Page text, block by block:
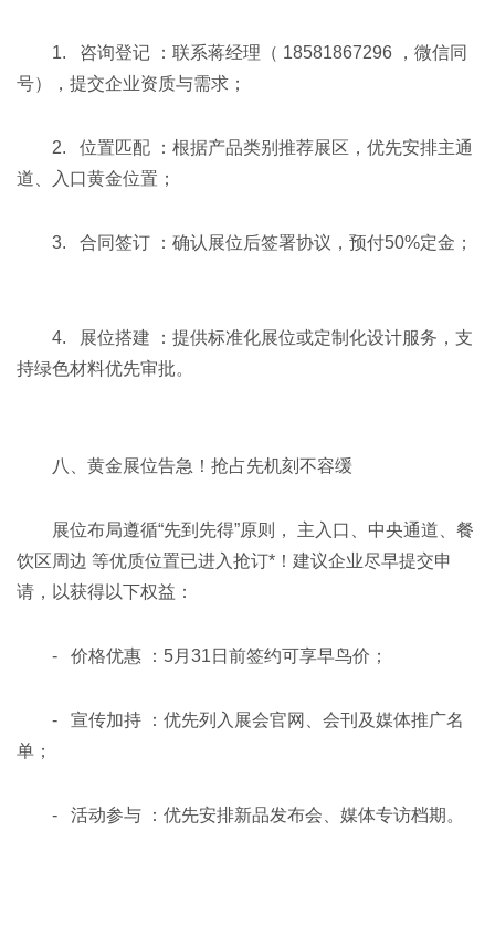
1. 咨询登记 ：联系蒋经理（ 18581867296 ，微信同
号），提交企业资质与需求；
2. 位置匹配 ：根据产品类别推荐展区，优先安排主通
道、入口黄金位置；
3. 合同签订 ：确认展位后签署协议，预付50%定金；
4. 展位搭建 ：提供标准化展位或定制化设计服务，支
持绿色材料优先审批。
八、黄金展位告急！抢占先机刻不容缓
展位布局遵循“先到先得”原则， 主入口、中央通道、餐
饮区周边 等优质位置已进入抢订*！建议企业尽早提交申
请，以获得以下权益：
- 价格优惠 ：5月31日前签约可享早鸟价；
- 宣传加持 ：优先列入展会官网、会刊及媒体推广名
单；
- 活动参与 ：优先安排新品发布会、媒体专访档期。